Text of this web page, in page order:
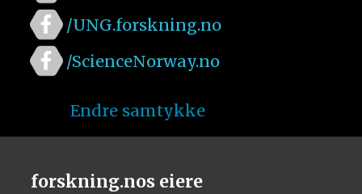
/UNG.forskning.no
/ScienceNorway.no
Endre samtykke
forskning.nos eiere